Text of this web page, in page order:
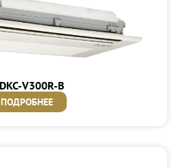
V300R-B
ПОДРОБНЕЕ